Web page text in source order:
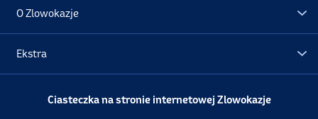
O Zlowokazje
Ekstra
PromocjeCiasteczka na stronie internetowej Zlowokazje